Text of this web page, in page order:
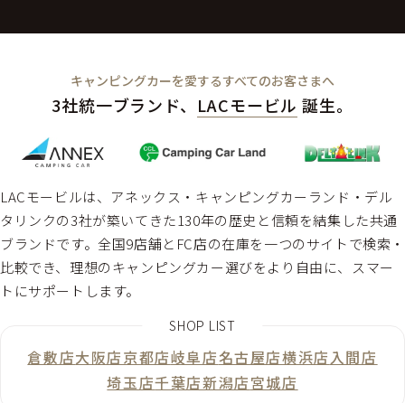
キャンピングカーを愛するすべてのお客さまへ
3社統一ブランド、 LACモービル 誕生。
LACモービルは、アネックス・キャンピングカーランド・デル
タリンクの3社が築いてきた130年の歴史と信頼を結集した共通
ブランドです。全国9店舗とFC店の在庫を一つのサイトで検索・
比較でき、理想のキャンピングカー選びをより自由に、スマー
トにサポートします。
SHOP LIST
倉敷店大阪店京都店岐阜店名古屋店横浜店入間店
埼玉店千葉店新潟店宮城店